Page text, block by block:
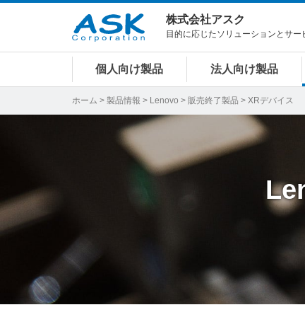
株式会社アスク
目的に応じたソリューションとサ
個人向け製品 法人向け製品
ホーム > 製品情報 > Lenovo > 販売終了製品 > XRデバイス